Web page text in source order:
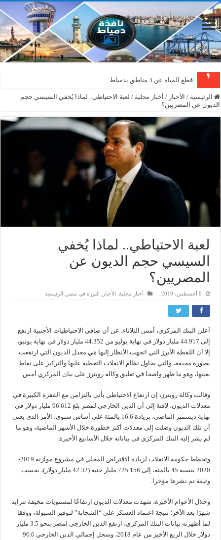
قطع المياه عن 3 مناطق بدمياط
الرئيسية / الأخبار / أخبار محلية / لعبة الاحتياطي.. لماذا يُخفي السيسي حجم
الديون عن المصريين؟
لعبة الاحتياطي.. لماذا يُخفي
السيسي حجم الديون عن
المصريين؟
8 أغسطس، 2019 أخبار محلية الأخبار الثورة في مصر الرئيسية
أعلن البنك المركزي، أمس الثلاثاء، عن أن صافي الاحتياطيات الأجنبية ارتفع
إلى 44.917 مليار دولار في نهاية يوليو من 44.352 مليار دولار في نهاية يونيو،
إلا أن اللقطة الأبرز التي اتجهت الأنظار إليها هي معدل الديون التي ارتفعت
بصورة مخيفة، والتي يحاول نظام الانقلاب التغطية عليها والتركيز على نقاط
بعينها، وهو ما ظهر واضحا في تعليق وكالة رويترز على بيان المركزي أمس.
وقالت وكالة رويترز، إن ارتفاع الاحتياطي يأتي بالتزامن مع القفزة الكبيرة في
معدلات الديون، لافتة إلى أن الدين الخارجي لمصر بلغ 96.612 مليار دولار في
نهاية ديسمبر الماضي، بزيادة 16.6 بالمئة على أساس سنوي، الأمر الذي يعني
أن تلك الديون وصلت إلى معدلات أكثر خطورة خلال الأشهر الماضية، وهو ما
لم يشر إليه البنك المركزي في بياناته خلال الأسابيع الأخيرة.
وتخطط حكومة الانقلاب لزيادة الاقتراض المحلي في مشروع موازنة 2019-
2020 بنسبة 45 بالمئة، إلى 725.156 مليار جنيه (42.32 مليار دولار)، بحسب
وثيقة تم نشرها مؤخرا.
وخلال الأعوام الأخيرة، شهدت معدلات الديون ارتفاعًا لمستويات مخيفة تتزايد
شهرًا بعد الآخر؛ نتيجة اعتماد العسكر على “الشحاتة” لتوفير السيولة، ووفقا
لما أظهرته بيانات البنك المركزي، ارتفع الدين الخارجي لمصر بنحو 3.5 مليار
دولار خلال الربع الأخير من عام 2018، وسجل إجمالي الدين الخارجي 96.6